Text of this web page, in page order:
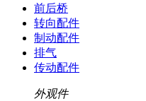
前后桥
转向配件
制动配件
排气
传动配件
外观件